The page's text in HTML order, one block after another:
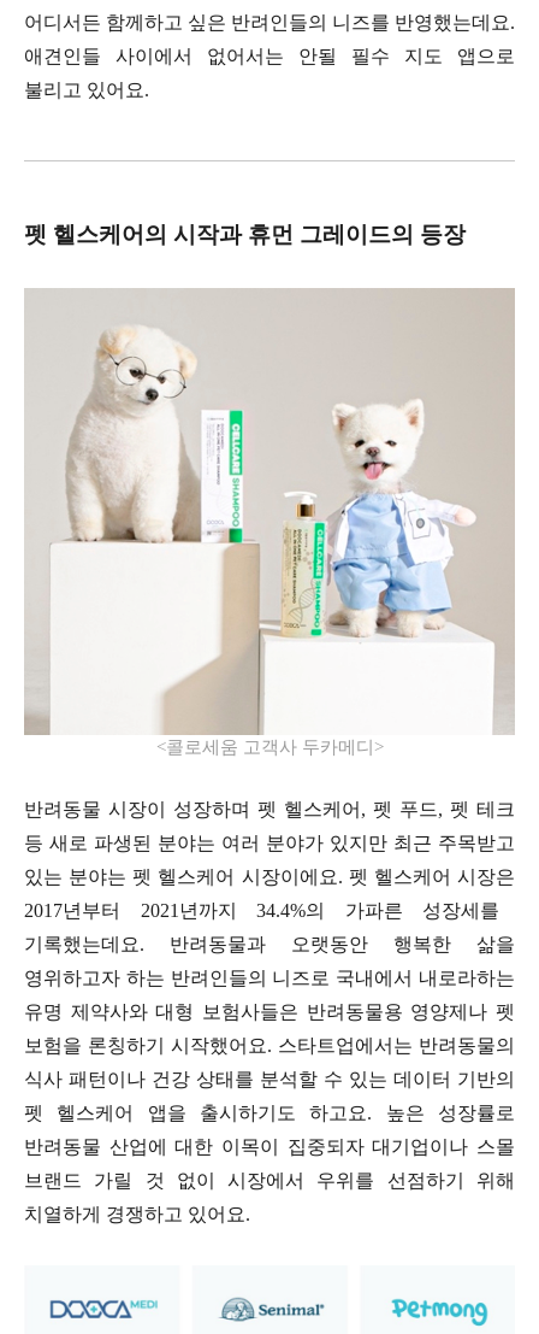
어디서든 함께하고 싶은 반려인들의 니즈를 반영했는데요.
애견인들 사이에서 없어서는 안될 필수 지도 앱으로
불리고 있어요.
펫 헬스케어의 시작과 휴먼 그레이드의 등장
<콜로세움 고객사 두카메디>
반려동물 시장이 성장하며 펫 헬스케어 , 펫 푸드, 펫 테크
등 새로 파생된 분야는 여러 분야가 있지만 최근 주목받고
있는 분야는 펫 헬스케어 시장이에요. 펫 헬스케어 시장은
2017년부터 2021 년까지 34.4%의 가파른 성장세를
기록했는데요. 반려동물과 오랫동안 행복한 삶을
영위하고자 하는 반려인들의 니즈로 국내에서 내로라하는
유명 제약사와 대형 보험사들은 반려동물용 영양제나 펫
보험을 론칭하기 시작했어요. 스타트업에서는 반려동물의
식사 패턴이나 건강 상태를 분석할 수 있는 데이터 기반의
펫 헬스케어 앱을 출시하기도 하고요. 높은 성장률로
반려동물 산업에 대한 이목이 집중되자 대기업이나 스몰
브랜드 가릴 것 없이 시장에서 우위를 선점하기 위해
치열하게 경쟁하고 있어요.